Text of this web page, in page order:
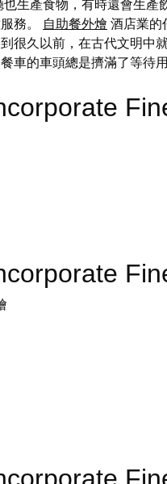
也生產食物，有時還會生產
務。
自助餐外燴 酒店業的
很久以前，在古代文明中
車的車頭總是擠滿了等待